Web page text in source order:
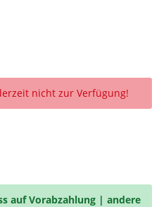
nicht zur Verfügung!
auf Vorabzahlung | andere